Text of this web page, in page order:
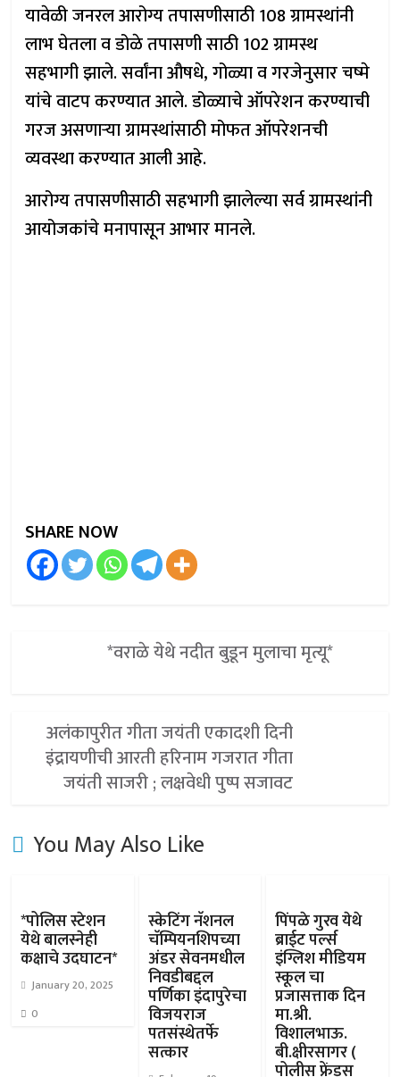
यावेळी जनरल आरोग्य तपासणीसाठी 108 ग्रामस्थांनी
लाभ घेतला व डोळे तपासणी साठी 102 ग्रामस्थ
सहभागी झाले. सर्वांना औषधे, गोळ्या व गरजेनुसार चष्मे
यांचे वाटप करण्यात आले. डोळ्याचे ऑपरेशन करण्याची
गरज असणाऱ्या ग्रामस्थांसाठी मोफत ऑपरेशनची
व्यवस्था करण्यात आली आहे.
आरोग्य तपासणीसाठी सहभागी झालेल्या सर्व ग्रामस्थांनी
आयोजकांचे मनापासून आभार मानले.
SHARE NOW
*वराळे येथे नदीत बुडून मुलाचा मृत्यू*
अलंकापुरीत गीता जयंती एकादशी दिनी
इंद्रायणीची आरती हरिनाम गजरात गीता
जयंती साजरी ; लक्षवेधी पुष्प सजावट
You May Also Like
*पोलिस स्टेशन
येथे बालस्नेही
कक्षाचे उदघाटन*
January 20, 2025
0
स्केटिंग नॅशनल
चॅम्पियनशिपच्या
अंडर सेवनमधील
निवडीबद्दल
पर्णिका इंदापुरेचा
विजयराज
पतसंस्थेतर्फे
सत्कार
पिंपळे गुरव येथे
ब्राईट पर्ल्स
इंग्लिश मीडियम
स्कूल चा
प्रजासत्ताक दिन
मा.श्री.
विशालभाऊ.
बी.क्षीरसागर (
पोलीस फ्रेंड्स